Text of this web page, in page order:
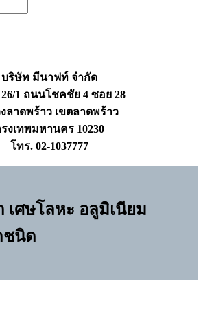
บริษัท มีนาฟท์ จำกัด
26/1 ถนนโชคชัย 4 ซอย 28
ลาดพร้าว เขตลาดพร้าว
งเทพมหานคร 10230
โทร. 02-1037777
เศษโลหะ อลูมิเนียม
ชนิด